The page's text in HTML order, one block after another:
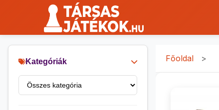
Kategóriák Főoldal >